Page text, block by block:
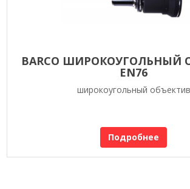
BARCO ШИРОКОУГОЛЬНЫЙ
EN76
широкоугольный объектив
Подробнее